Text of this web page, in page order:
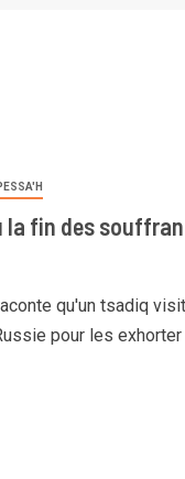
la fin des
qu'un tsadiq
pour les exhorter